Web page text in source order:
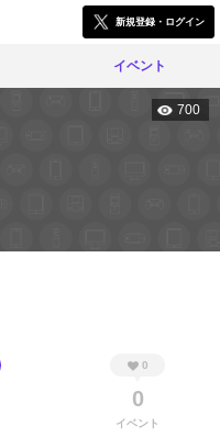
新規登録・ログイン
イベント
700
0
0
イベント